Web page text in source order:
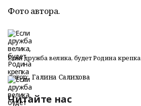
Фото автора.
Если дружба велика, будет Родина крепка
Автор: Галина Салихова
Читайте нас